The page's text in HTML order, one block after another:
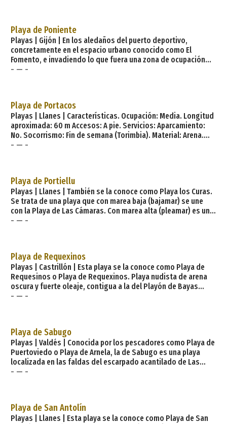
moderado
Playa de Poniente
Playas | Gijón | En los aledaños del puerto deportivo,
concretamente en el espacio urbano conocido como El
Fomento, e invadiendo lo que fuera una zona de ocupación
astillera, se ha creado en época reciente la playa artificial de
Composición: Arena Condicione
- — -
Playa de Portacos
Playas | Llanes | Características. Ocupación: Media. Longitud
aproximada: 60 m Accesos: A pie. Servicios: Aparcamiento:
No. Socorrismo: Fin de semana (Torimbia). Material: Arena.
Color: Blanquecino. Forma: Concha. Desembocadura fluvial:
nudista de Portacos. Se encuentra a continu
- — -
Playa de Portiellu
Playas | Llanes | También se la conoce como Playa los Curas.
Se trata de una playa que con marea baja (bajamar) se une
con la Playa de Las Cámaras. Con marea alta (pleamar) es una
playa independiente con sus propios accesos. Se accede a
concurrida. Las playas de Palombina y la d
- — -
Playa de Requexinos
Playas | Castrillón | Esta playa se la conoce como Playa de
Requesinos o Playa de Requexinos. Playa nudista de arena
oscura y fuerte oleaje, contigua a la del Playón de Bayas
(Monumento Natural) y rodeada de montes cubiertos de
urbanización: Aislada Paseo marítimo: No Tipo de pl
- — -
Playa de Sabugo
Playas | Valdés | Conocida por los pescadores como Playa de
Puertoviedo o Playa de Arnela, la de Sabugo es una playa
localizada en las faldas del escarpado acantilado de Las
Crucianas. Su situación y lo complicado de su acceso —a pie
ocupación: Bajo Grado urbanización:
- — -
Playa de San Antolín
Playas | Llanes | Esta playa se la conoce como Playa de San